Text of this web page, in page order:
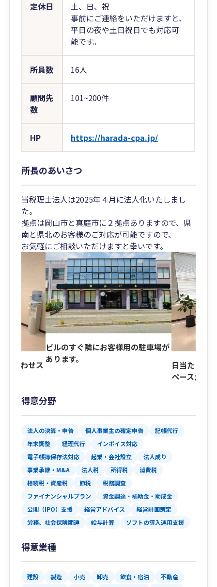
定休日
土、日、祝
事前にご連絡をいただけますと、
平日の夜や土日祝日でも対応可
能です。
所員数 16人
顧問先
数
101~200件
HP https://harada-cpa.jp/
所長のあいさつ
当税理士法人は2025年４月に法人化いたしまし
た。
拠点は岡山市と真庭市に２拠点ありますので、県
南と県北のお客様のご対応が可能ですので、
お気軽にご相談いただけますと幸いです。
ち合わせス
ビルのすぐ隣にお客様用の駐車場が
あります。
日当たりの
ペースがあ
得意分野
法人の決算・申告 個人事業主の確定申告
記帳代行
年末調整
経理代行
インボイス対応
電子帳簿保存法対応
起業・会社設立
法人成り
事業承継・M&A
法人税 所得税
消費税
相続税・資産税
節税
税務調査
ファイナンシャルプラン
資金調達・補助金・助成金
公開（IPO）支援
経営アドバイス
経営計画策定
労務、社会保険関連
給与計算 ソフトの導入運用支援
得意業種
建設 製造 小売 卸売 飲食・宿泊
不動産